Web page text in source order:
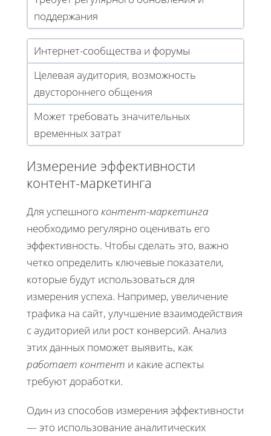
поддержания
Интернет-сообщества и форумы
Целевая аудитория, возможность
двустороннего общения
Может требовать значительных
временных затрат
Измерение эффективности
контент-маркетинга
Для успешного контент-маркетинга
необходимо регулярно оценивать его
эффективность. Чтобы сделать это, важно
четко определить ключевые показатели,
которые будут использоваться для
измерения успеха. Например, увеличение
трафика на сайт, улучшение взаимодействия
с аудиторией или рост конверсий. Анализ
этих данных поможет выявить, как
работает контент и какие аспекты
требуют доработки.
Один из способов измерения эффективности
— это использование аналитических